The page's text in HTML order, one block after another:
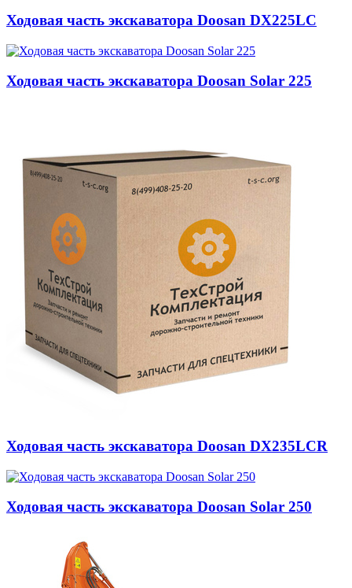
Ходовая часть экскаватора Doosan DX225LC
Ходовая часть экскаватора Doosan Solar 225
Ходовая часть экскаватора Doosan DX235LCR
Ходовая часть экскаватора Doosan Solar 250